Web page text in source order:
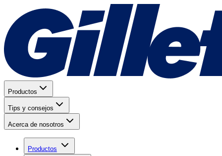
Productos
Tips y consejos
Acerca de nosotros
Productos